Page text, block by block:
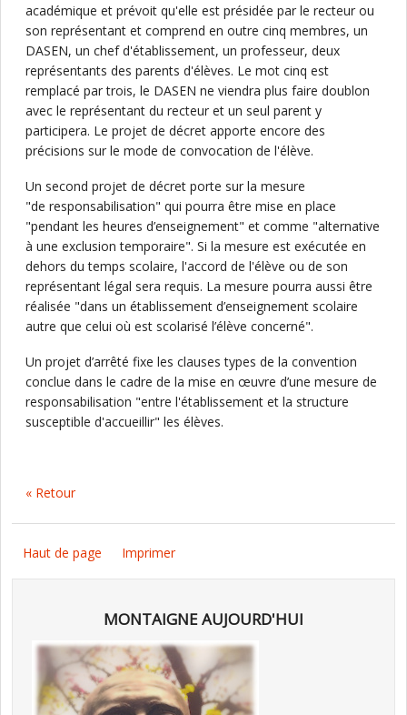
académique et prévoit qu'elle est présidée par le recteur ou
son représentant et comprend en outre cinq membres, un
DASEN, un chef d'établissement, un professeur, deux
représentants des parents d'élèves. Le mot cinq est
remplacé par trois, le DASEN ne viendra plus faire doublon
avec le représentant du recteur et un seul parent y
participera. Le projet de décret apporte encore des
précisions sur le mode de convocation de l'élève.
Un second projet de décret porte sur la mesure
"de responsabilisation" qui pourra être mise en place
"pendant les heures d’enseignement" et comme "alternative
à une exclusion temporaire". Si la mesure est exécutée en
dehors du temps scolaire, l'accord de l'élève ou de son
représentant légal sera requis. La mesure pourra aussi être
réalisée "dans un établissement d’enseignement scolaire
autre que celui où est scolarisé l’élève concerné".
Un projet d’arrêté fixe les clauses types de la convention
conclue dans le cadre de la mise en œuvre d’une mesure de
responsabilisation "entre l'établissement et la structure
susceptible d'accueillir" les élèves.
« Retour
Haut de page Imprimer
MONTAIGNE AUJOURD'HUI